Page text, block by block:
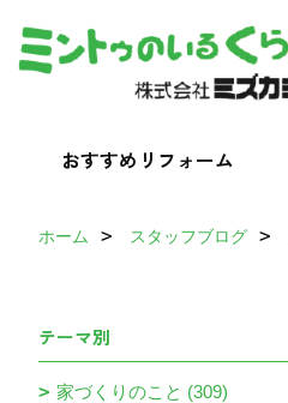
おすすめリフォーム
ホーム スタッフブログ
テーマ別
家づくりのこと (309)